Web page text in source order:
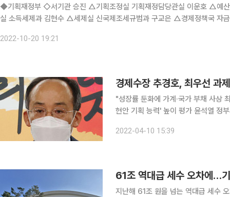
◆기획재정부 ◇서기관 승진 △기획조정실 기획재정담당관실 이운호 △예
실 소득세제과 김현수 △세제실 신국제조세규범과 구교은 △경제정책국
2022-10-20 19:21
경제수장 추경호, 최우선 과
"성장률 둔화에 가계·국가 부채 사상
현안 기획 능력' 높이 평가 윤석열 정부의 첫 경제부총리 겸 기획재정부 장관 후보자로 지명된 추경
는 이날 오후 서울 종로구 통의동 인
2022-04-10 15:39
61조 역대급 세수 오차에…
지난해 61조 원을 넘는 역대급 세수